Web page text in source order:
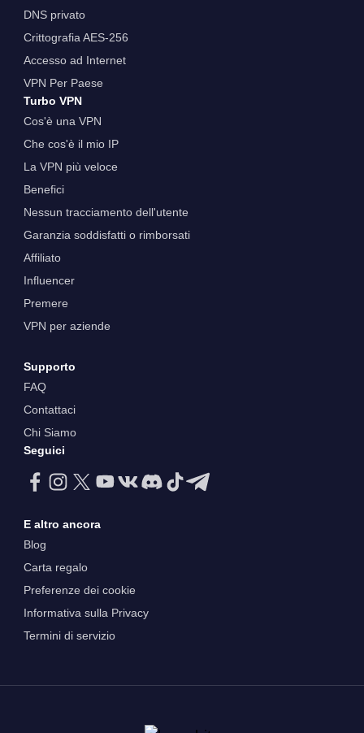
DNS privato
Crittografia AES-256
Accesso ad Internet
VPN Per Paese
Turbo VPN
Cos'è una VPN
Che cos'è il mio IP
La VPN più veloce
Benefici
Nessun tracciamento dell'utente
Garanzia soddisfatti o rimborsati
Affiliato
Influencer
Premere
VPN per aziende
Supporto
FAQ
Contattaci
Chi Siamo
Seguici
E altro ancora
Blog
Carta regalo
Preferenze dei cookie
Informativa sulla Privacy
Termini di servizio